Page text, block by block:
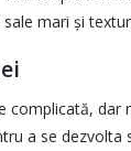
mari și
complicată, dar
a se dezvolta